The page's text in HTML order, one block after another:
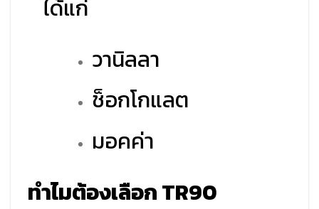
ได้แก่
วานิลลา
ช็อกโกแลต
มอคค่า
ทำไมต้องเลือก TR90